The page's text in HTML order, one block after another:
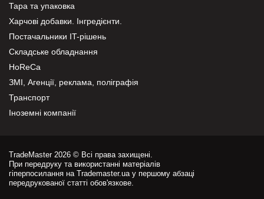
Тара та упаковка
Харчові добавки. Інгредієнти.
Постачальники IT-рішень
Складське обладнання
HoReCa
ЗМІ, Агенції, реклама, поліграфія
Транспорт
Іноземні компанії
TradeMaster 2026 © Всі права захищені.
При передруку та використанні матеріалів
гіперпосилання на Trademaster.ua у першому абзаці
передрукованої статті обов'язкове.